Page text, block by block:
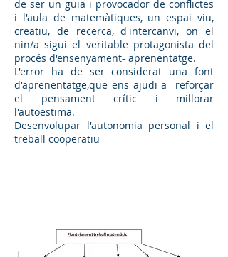
de ser un guia i provocador de conflictes
i l'aula de matemàtiques, un espai viu,
creatiu, de recerca, d'intercanvi, on el
nin/a sigui el veritable protagonista del
procés d'ensenyament- aprenentatge.
L'error ha de ser considerat una font
d'aprenentatge,que ens ajudi a reforçar
el pensament crític i millorar
l'autoestima.
Desenvolupar l'autonomia personal i el
treball cooperatiu